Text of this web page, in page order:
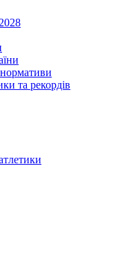
нормативи
та рекордів